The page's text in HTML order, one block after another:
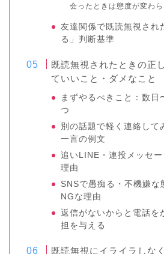
会ったときは態度が変わ
友達関係で既読無視され
る」判断基準
既読無視されたときの正
ていいこと・ダメなこと
まずやるべきこと：数日
つ
別の話題で軽く連絡して
一言の例文
追いLINE・連投メッセ
理由
SNSで愚痴る・不機嫌な
NGな理由
返信がないからと電話を
担を与える
既読無視にイライラしな